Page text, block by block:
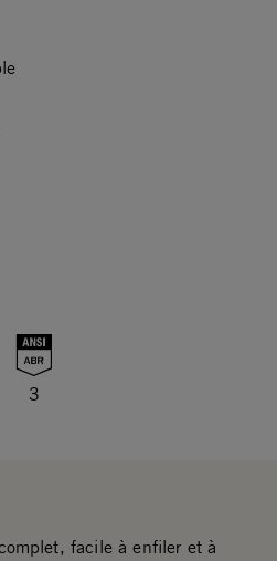
3
facile à enfiler et à